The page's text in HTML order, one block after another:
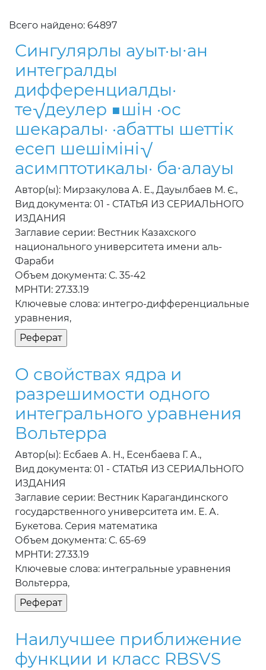
Всего найдено: 64897
Сингулярлы ауыт·ы∙ан
интегралды
дифференциалды·
те√деулер ■шiн ·ос
шекаралы· ·абатты шеттiк
есеп шешiмiнi√
асимптотикалы· ба∙алауы
Автор(ы): Мирзакулова А. Е., Дауылбаев М. Є.,
Вид документа: 01 - СТАТЬЯ ИЗ СЕРИАЛЬНОГО
ИЗДАНИЯ
Заглавие серии: Вестник Казахского
национального университета имени аль-
Фараби
Объем документа: С. 35-42
МРНТИ: 27.33.19
Ключевые слова: интегро-дифференциальные
уравнения,
О свойствах ядра и
разрешимости одного
интегрального уравнения
Вольтерра
Автор(ы): Есбаев А. Н., Есенбаева Г. А.,
Вид документа: 01 - СТАТЬЯ ИЗ СЕРИАЛЬНОГО
ИЗДАНИЯ
Заглавие серии: Вестник Карагандинского
государственного университета им. Е. А.
Букетова. Серия математика
Объем документа: С. 65-69
МРНТИ: 27.33.19
Ключевые слова: интегральные уравнения
Вольтерра,
Наилучшее приближение
функции и класс RBSVS